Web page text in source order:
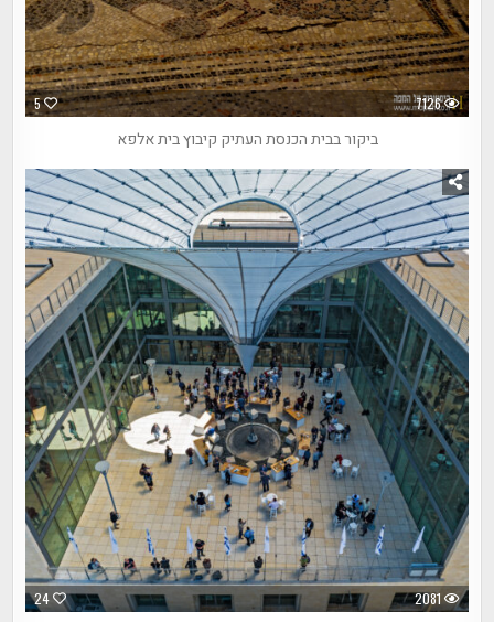
5 7126
ביקור בבית הכנסת העתיק קיבוץ בית אלפא
24 2081